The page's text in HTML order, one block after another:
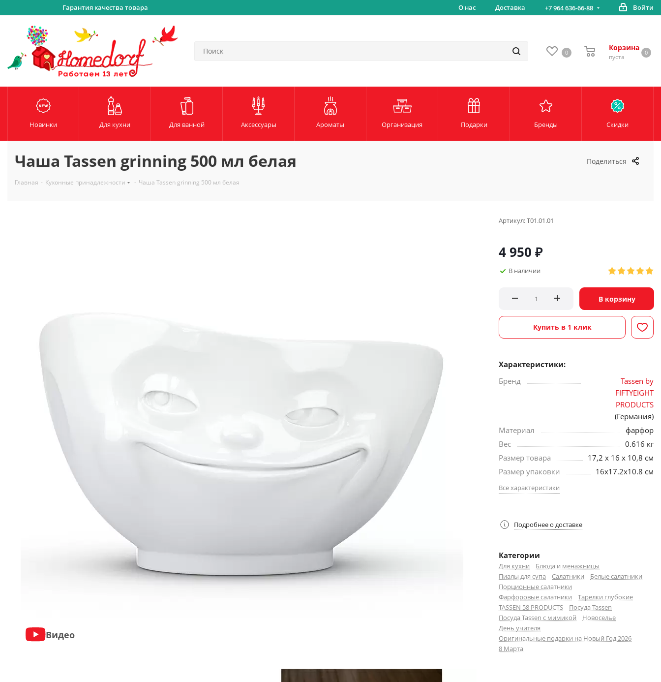
Гарантия качества товара О нас Доставка +7 964 636-66-88 Войти
0
Корзина
пуста
0
Новинки Для кухни Для ванной Аксессуары Ароматы Организация Подарки Бренды Скидки
Поделиться
Чаша Tassen grinning 500 мл белая
Главная - Кухонные принадлежности - Чаша Tassen grinning 500 мл белая
Видео
Артикул:T01.01.01
4 950 ₽
В наличии
В корзину
Купить в 1 клик
Характеристики:
Бренд
Tassen by
FIFTYEIGHT
PRODUCTS
(Германия)
Материал
фарфор
Вес
0.616 кг
Размер товара
17,2 x 16 x 10,8 см
Размер упаковки
16х17.2х10.8 см
Все характеристики
Подробнее о доставке
Категории
Для кухни
Блюда и менажницы
Пиалы для супа
Салатники
Белые салатники
Порционные салатники
Фарфоровые салатники
Тарелки глубокие
TASSEN 58 PRODUCTS
Посуда Tassen
Посуда Tassen с мимикой
Новоселье
День учителя
Оригинальные подарки на Новый Год 2026
8 Марта